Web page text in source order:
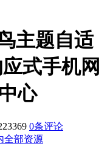
主题自适
式手机网
心
0条评论